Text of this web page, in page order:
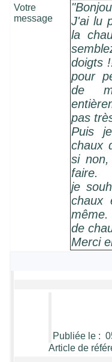
Votre
message
J'ai lu
la
doigts
pour
de
pas
Puis
chaux
si
faire.
je
chaux
de
Merci
Publiée le :
Article de